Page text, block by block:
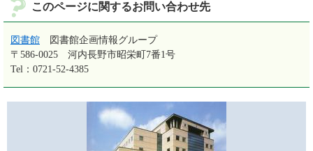
このページに関するお問い合わせ先
図書館
図書館企画情報グループ
〒586-0025
河内長野市昭栄町7番1号
Tel：0721-52-4385